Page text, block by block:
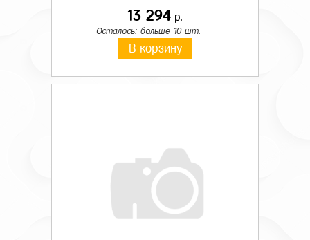
13 294 р.
Осталось: больше 10 шт.
В корзину